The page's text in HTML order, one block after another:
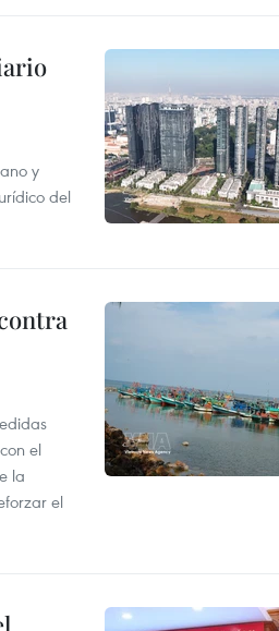
y
del
el
la
el